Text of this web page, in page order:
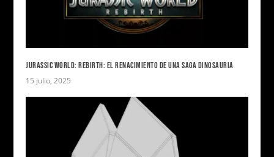
JURASSIC WORLD: REBIRTH: EL RENACIMIENTO DE UNA SAGA DINOSAURIA
15 julio, 2025